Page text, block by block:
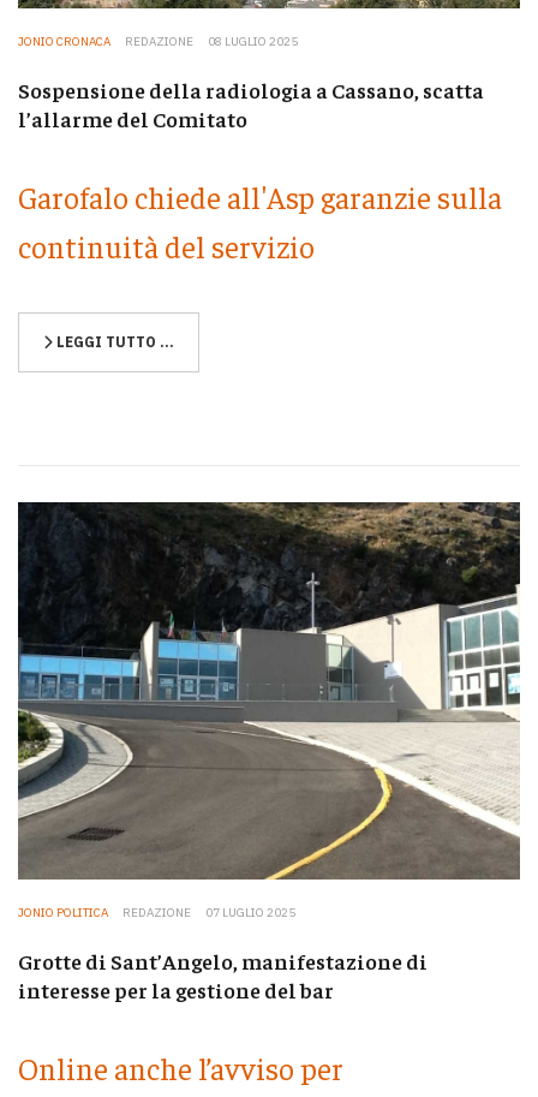
JONIO CRONACA REDAZIONE 08 LUGLIO 2025
Sospensione della radiologia a Cassano, scatta
l’allarme del Comitato
Garofalo chiede all'Asp garanzie sulla
continuità del servizio
LEGGI TUTTO …
JONIO POLITICA REDAZIONE 07 LUGLIO 2025
Grotte di Sant’Angelo, manifestazione di
interesse per la gestione del bar
Online anche l’avviso per